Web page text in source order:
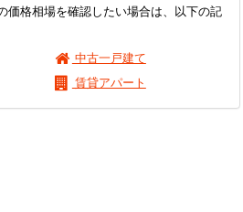
価格相場を確認したい場合は、以下の記
中古一戸建て
賃貸アパート